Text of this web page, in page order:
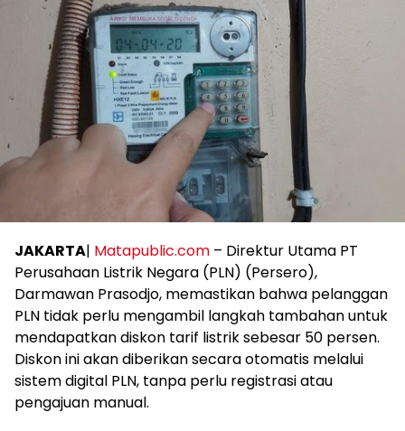
JAKARTA| Matapublic.com – Direktur Utama PT
Perusahaan Listrik Negara (PLN) (Persero),
Darmawan Prasodjo, memastikan bahwa pelanggan
PLN tidak perlu mengambil langkah tambahan untuk
mendapatkan diskon tarif listrik sebesar 50 persen.
Diskon ini akan diberikan secara otomatis melalui
sistem digital PLN, tanpa perlu registrasi atau
pengajuan manual.